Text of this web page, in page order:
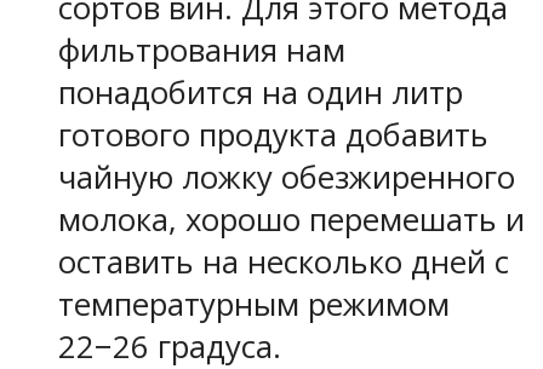
фильтрования нам
понадобится на один литр
готового продукта добавить
чайную ложку обезжиренного
молока, хорошо перемешать и
оставить на несколько дней с
температурным режимом
22−26 градуса.